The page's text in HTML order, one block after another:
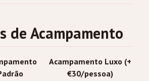
de Acampamento
Acampamento Luxo (+
€30/pessoa)